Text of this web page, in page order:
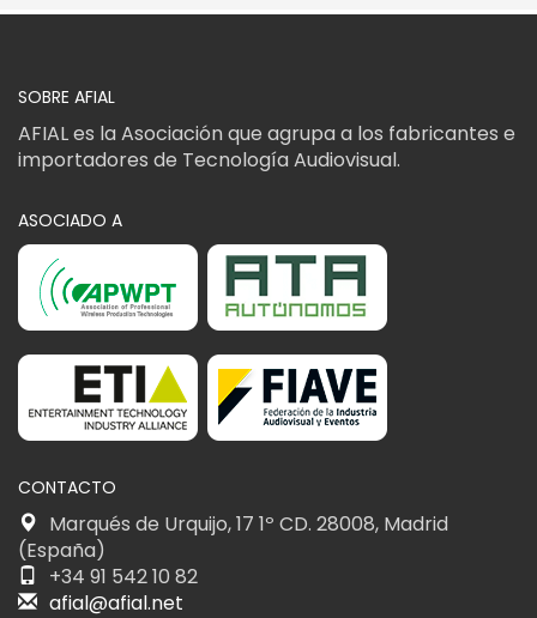
SOBRE AFIAL
AFIAL es la Asociación que agrupa a los fabricantes e
importadores de Tecnología Audiovisual.
ASOCIADO A
CONTACTO
Marqués de Urquijo, 17 1º CD. 28008, Madrid
(España)
+34 91 542 10 82
afial@afial.net